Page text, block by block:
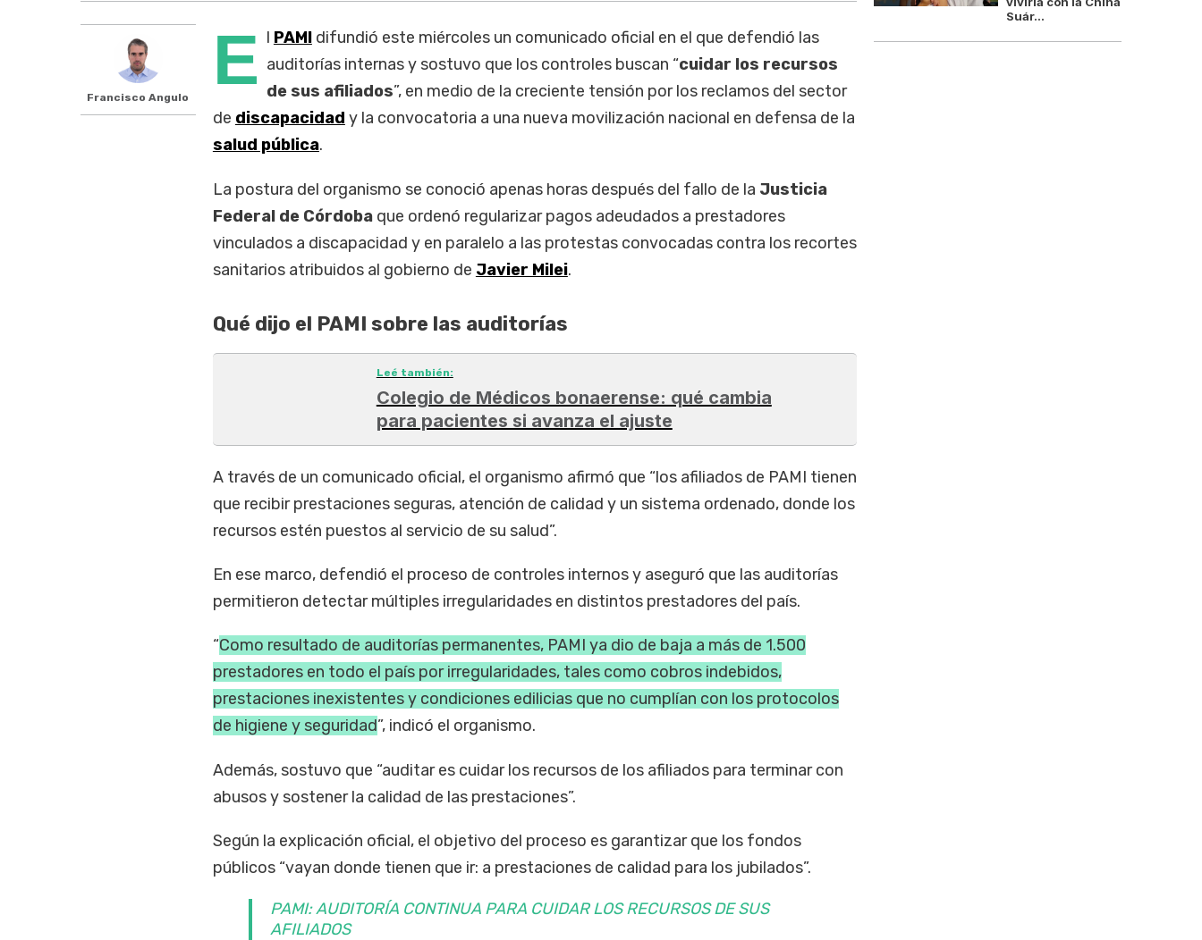
Francisco Angulo E l PAMIdifundió este miércoles un comunicado oficial en el que defendió las
auditorías internas y sostuvo que los controles buscan “cuidar los recursos
de sus afiliados”, en medio de la creciente tensión por los reclamos del sector
de discapacidad y la convocatoria a una nueva movilización nacional en defensa de la
salud pública.
La postura del organismo se conoció apenas horas después del fallo de la Justicia
Federal de Córdobaque ordenó regularizar pagos adeudados a prestadores
vinculados a discapacidad y en paralelo a las protestas convocadas contra los recortes
sanitarios atribuidos al gobierno de Javier Milei.
Qué dijo el PAMI sobre las auditorías
Leé también:
Colegio de Médicos bonaerense: qué cambia
para pacientes si avanza el ajuste
A través de un comunicado oficial, el organismo afirmó que “los afiliados de PAMI tienen
que recibir prestaciones seguras, atención de calidad y un sistema ordenado, donde los
recursos estén puestos al servicio de su salud”.
En ese marco, defendió el proceso de controles internos y aseguró que las auditorías
permitieron detectar múltiples irregularidades en distintos prestadores del país.
“Como resultado de auditorías permanentes, PAMI ya dio de baja a más de 1.500
prestadores en todo el país por irregularidades, tales como cobros indebidos,
prestaciones inexistentes y condiciones edilicias que no cumplían con los protocolos
de higiene y seguridad”, indicó el organismo.
Además, sostuvo que “auditar es cuidar los recursos de los afiliados para terminar con
abusos y sostener la calidad de las prestaciones”.
Según la explicación oficial, el objetivo del proceso es garantizar que los fondos
públicos “vayan donde tienen que ir: a prestaciones de calidad para los jubilados”.
PAMI: AUDITORÍA CONTINUA PARA CUIDAR LOS RECURSOS DE SUS
AFILIADOS
Suár...